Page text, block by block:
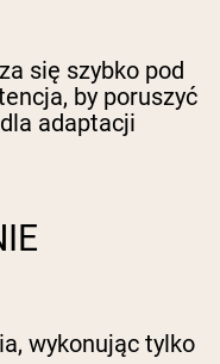
się szybko pod
by poruszyć
adaptacji
wykonując tylko